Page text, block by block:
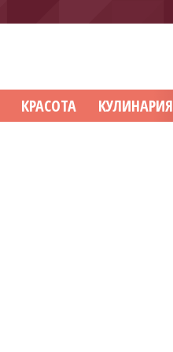
КРАСОТА КУЛИНАРИЯ